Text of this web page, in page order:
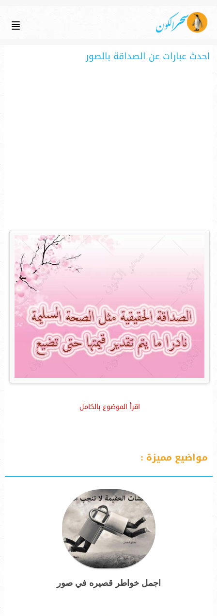
احدث عبارات عن الصداقة بالصور
اقرأ الموضوع بالكامل
مواضيع مميزة :
اجمل خواطر قصيره في صور